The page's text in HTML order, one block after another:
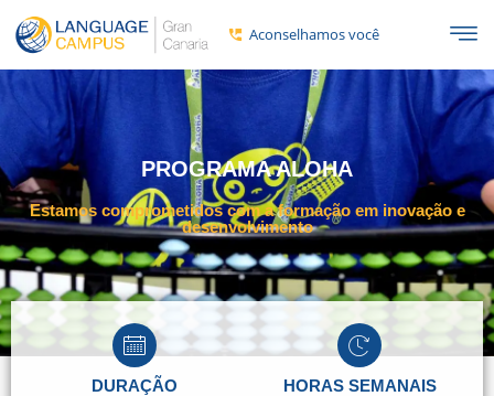
Aconselhamos você
PROGRAMA ALOHA
Estamos comprometidos com a formação em inovação e
desenvolvimento
DURAÇÃO HORAS SEMANAIS